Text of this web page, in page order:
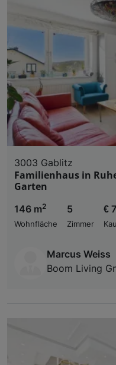
3003 Gablitz
Familienhaus in
Garten
146 m2
Wohnfläche
5
Zimmer
€
Marcus Weiss
Boom Living